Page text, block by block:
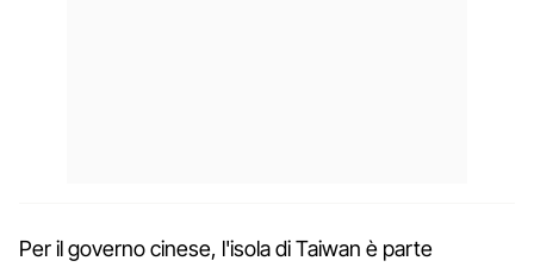
Per il governo cinese, l'isola di Taiwan è parte